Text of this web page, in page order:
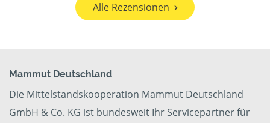
Alle Rezensionen
Mammut Deutschland
Die Mittelstandskooperation Mammut Deutschland
GmbH & Co. KG ist bundesweit Ihr Servicepartner für